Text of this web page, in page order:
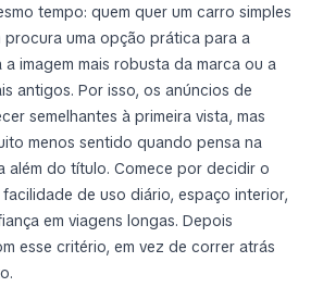
tempo: quem quer um carro simples
uma opção prática para a
a imagem mais robusta da marca ou a
antigos. Por isso, os anúncios de
semelhantes à primeira vista, mas
menos sentido quando pensa na
além do título. Comece por decidir o
de uso diário, espaço interior,
em viagens longas. Depois
esse critério, em vez de correr atrás